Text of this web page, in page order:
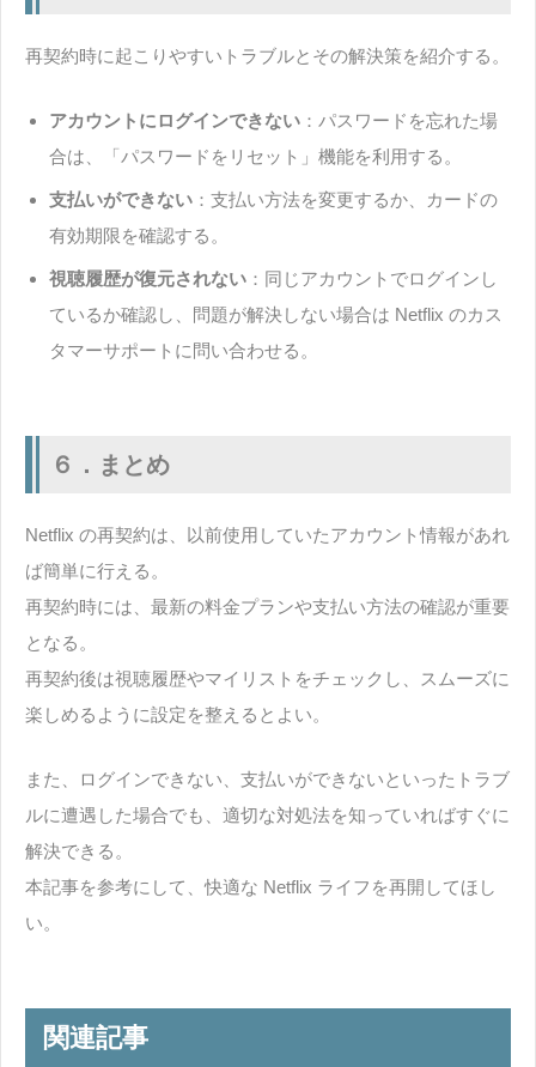
再契約時に起こりやすいトラブルとその解決策を紹介する。
アカウントにログインできない ：パスワードを忘れた場
合は、「パスワードをリセット」機能を利用する。
支払いができない ：支払い方法を変更するか、カードの
有効期限を確認する。
視聴履歴が復元されない ：同じアカウントでログインし
ているか確認し、問題が解決しない場合は Netflix のカス
タマーサポートに問い合わせる。
６．まとめ
Netflix の再契約は、以前使用していたアカウント情報があれ
ば簡単に行える。
再契約時には、最新の料金プランや支払い方法の確認が重要
となる。
再契約後は視聴履歴やマイリストをチェックし、スムーズに
楽しめるように設定を整えるとよい。
また、ログインできない、支払いができないといったトラブ
ルに遭遇した場合でも、適切な対処法を知っていればすぐに
解決できる。
本記事を参考にして、快適な Netflix ライフを再開してほし
い。
関連記事